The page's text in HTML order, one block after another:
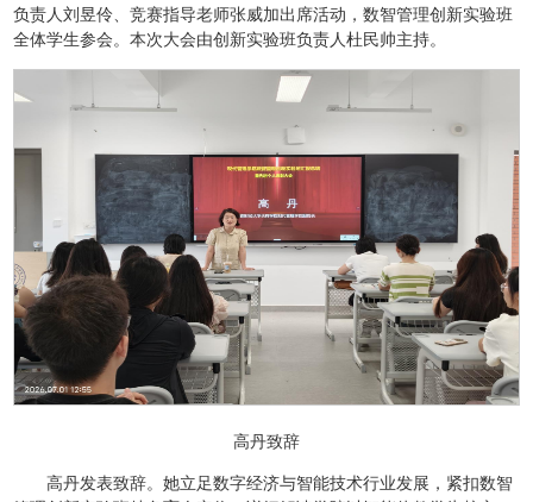
负责人刘昱伶、竞赛指导老师张威加出席活动，数智管理创新实验班
全体学生参会。本次大会由创新实验班负责人杜民帅主持。
高丹致辞
高丹发表致辞。她立足数字经济与智能技术行业发展，紧扣数智